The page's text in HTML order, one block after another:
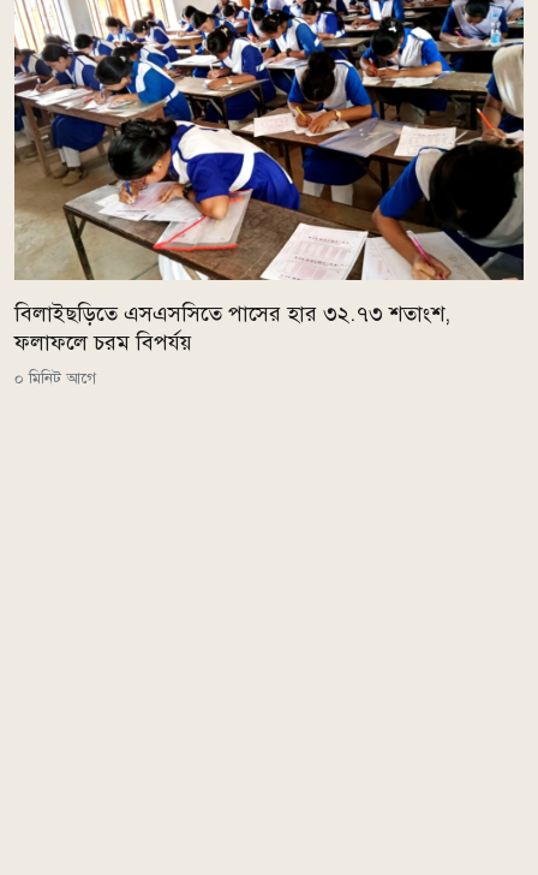
বিলাইছড়িতে এসএসসিতে পাসের হার ৩২.৭৩ শতাংশ,
ফলাফলে চরম বিপর্যয়
০ মিনিট আগে